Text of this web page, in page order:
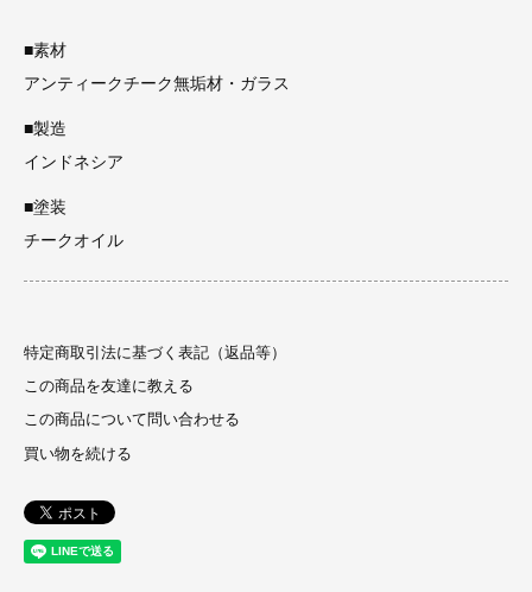
■素材
アンティークチーク無垢材・ガラス
■製造
インドネシア
■塗装
チークオイル
特定商取引法に基づく表記（返品等）
この商品を友達に教える
この商品について問い合わせる
買い物を続ける